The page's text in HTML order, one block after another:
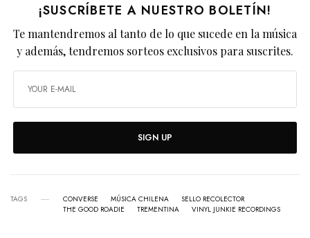
¡SUSCRÍBETE A NUESTRO BOLETÍN!
Te mantendremos al tanto de lo que sucede en la música
y además, tendremos sorteos exclusivos para suscrites.
SIGN UP
TAGS CONVERSE MÚSICA CHILENA
SELLO RECOLECTOR
THE GOOD ROADIE
TREMENTINA VINYL JUNKIE RECORDINGS